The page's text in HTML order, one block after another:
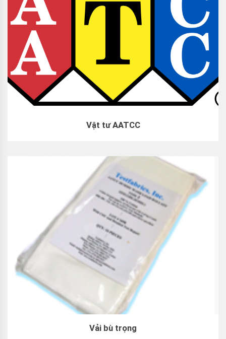
Vật tư AATCC
Vải bù trọng